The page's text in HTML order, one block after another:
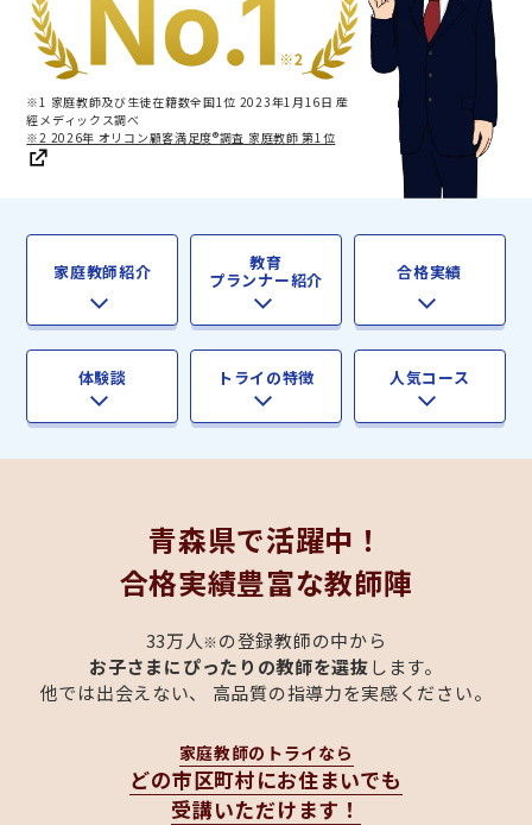
※1 家庭教師及び生徒在籍数全国1位 2023年1月16日 産
經メディックス調べ
※2 2026年 オリコン顧客満足度®調査 家庭教師 第1位
家庭教師紹介 教育
プランナー紹介 合格実績
体験談 トライの特徴 人気コース
青森県で活躍中！
合格実績豊富な教師陣
33万人※の登録教師の中から
お子さまにぴったりの教師を選抜します。
他では出会えない、 高品質の指導力を実感ください。
家庭教師のトライなら
どの市区町村にお住まいでも
受講いただけます！